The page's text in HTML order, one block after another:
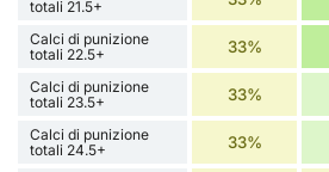
totali 21.5+
Calci di punizione
totali 22.5+
33%
Calci di punizione
totali 23.5+
33%
Calci di punizione
totali 24.5+
33%